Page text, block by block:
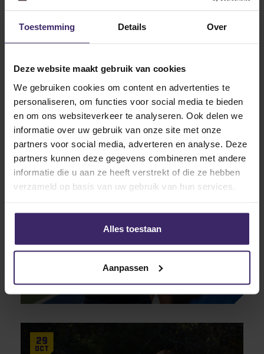
Toestemming Details Over
Deze website maakt gebruik van cookies
We gebruiken cookies om content en advertenties te
personaliseren, om functies voor social media te bieden
en om ons websiteverkeer te analyseren. Ook delen we
informatie over uw gebruik van onze site met onze
partners voor social media, adverteren en analyse. Deze
partners kunnen deze gegevens combineren met andere
informatie die u aan ze heeft verstrekt of die ze hebben
verzameld op basis van uw gebruik van hun services.
Alles toestaan
Aanpassen
Lijkt het jou ook leuk om in Amerika te sporten en
aan en dan nemen wij snel contact met je op!
Other articles from Moniek
van Aarle
13
Big East All Tournament – Moniek
van Aarle
29
Oct